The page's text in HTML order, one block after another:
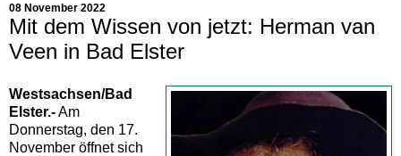
08 November 2022
Mit dem Wissen von jetzt: Herman van
Veen in Bad Elster
Westsachsen/Bad
Elster.-Am
Donnerstag, den 17.
November öffnet sich